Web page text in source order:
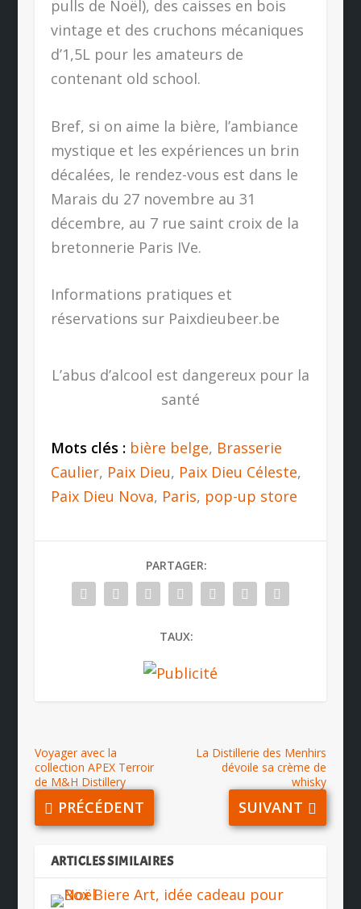
pulls de Noël), des caisses en bois
vintage et des cruchons mécaniques
d’1,5L pour les amateurs de
contenant old school.
Bref, si on aime la bière, l’ambiance
mystique et les expériences un brin
décalées, le rendez-vous est dans le
Marais du 27 novembre au 31
décembre, au 7 rue saint croix de la
bretonnerie Paris IVe.
Informations pratiques et
réservations sur Paixdieubeer.be
L’abus d’alcool est dangereux pour la
santé
Mots clés : bière belge, Brasserie
Caulier, Paix Dieu, Paix Dieu Céleste,
Paix Dieu Nova, Paris, pop-up store
PARTAGER:
TAUX:
Voyager avec la
collection APEX Terroir
de M&H Distillery
PRÉCÉDENT
La Distillerie des Menhirs
dévoile sa crème de
whisky
SUIVANT
ARTICLES SIMILAIRES